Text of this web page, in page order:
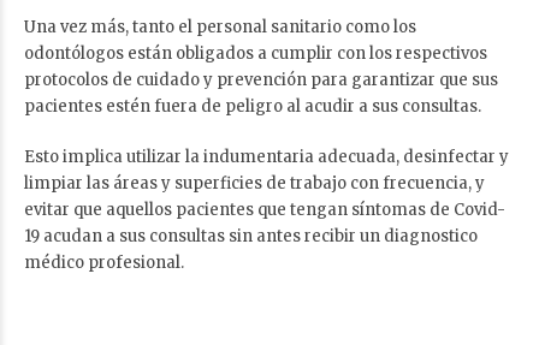
Una vez más, tanto el personal sanitario como los
odontólogos están obligados a cumplir con los respectivos
protocolos de cuidado y prevención para garantizar que sus
pacientes estén fuera de peligro al acudir a sus consultas.
Esto implica utilizar la indumentaria adecuada, desinfectar y
limpiar las áreas y superficies de trabajo con frecuencia, y
evitar que aquellos pacientes que tengan síntomas de Covid-
19 acudan a sus consultas sin antes recibir un diagnostico
médico profesional.